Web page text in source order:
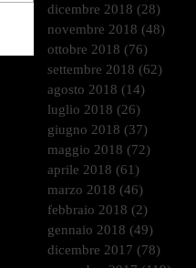
dicembre 2018 (28)
novembre 2018 (48)
ottobre 2018 (76)
settembre 2018 (62)
agosto 2018 (14)
luglio 2018 (26)
giugno 2018 (37)
maggio 2018 (72)
aprile 2018 (61)
marzo 2018 (46)
febbraio 2018 (2)
gennaio 2018 (49)
dicembre 2017 (78)